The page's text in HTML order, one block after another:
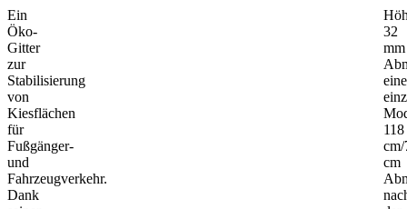
Ein
Öko-
Gitter
zur
Stabilisierung
von
Kiesflächen
für
Fußgänger-
und
Fahrzeugverkehr.
Dank
32
mm
118
cm/
cm